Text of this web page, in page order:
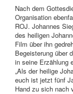
Nach dem
Organisation
ROJ. Johannes
des heiligen
Film über ihn
Begeisterung über
in seine Erzählung
„Als der heilige
euch ist jetzt fünf
Hand zu sich nach